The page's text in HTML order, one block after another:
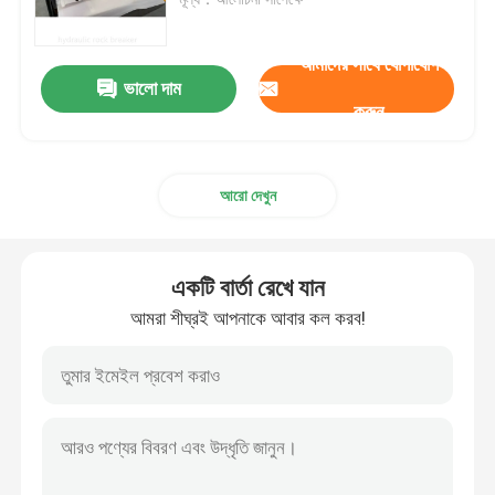
ভালো দাম
আমাদের সাথে যোগাযোগ
করুন
আরো দেখুন
একটি বার্তা রেখে যান
আমরা শীঘ্রই আপনাকে আবার কল করব!